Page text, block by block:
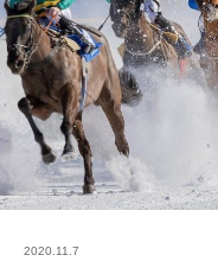
2020.11.7